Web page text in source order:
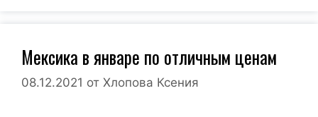
Мексика в январе по отличным ценам
08.12.2021 от Хлопова Ксения